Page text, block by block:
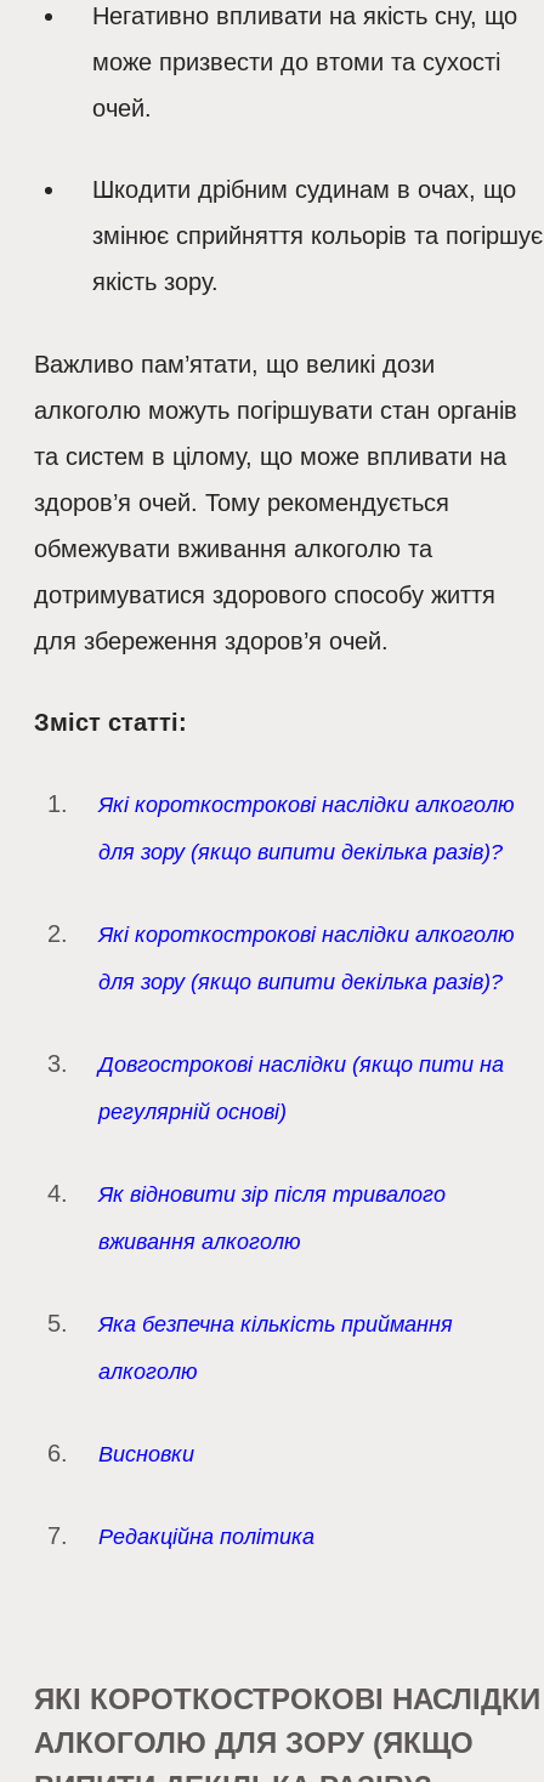
Негативно впливати на якість сну, що
може призвести до втоми та сухості
очей.
Шкодити дрібним судинам в очах, що
змінює сприйняття кольорів та погіршує
якість зору.
Важливо пам’ятати, що великі дози
алкоголю можуть погіршувати стан органів
та систем в цілому, що може впливати на
здоров’я очей. Тому рекомендується
обмежувати вживання алкоголю та
дотримуватися здорового способу життя
для збереження здоров’я очей.
Зміст статті:
Які короткострокові наслідки алкоголю
для зору (якщо випити декілька разів)?
Які короткострокові наслідки алкоголю
для зору (якщо випити декілька разів)?
Довгострокові наслідки (якщо пити на
регулярній основі)
Як відновити зір після тривалого
вживання алкоголю
Яка безпечна кількість приймання
алкоголю
Висновки
Редакційна політика
ЯКІ КОРОТКОСТРОКОВІ НАСЛІДКИ
АЛКОГОЛЮ ДЛЯ ЗОРУ (ЯКЩО